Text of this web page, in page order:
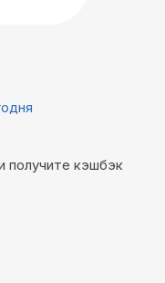
получите кэшбэк